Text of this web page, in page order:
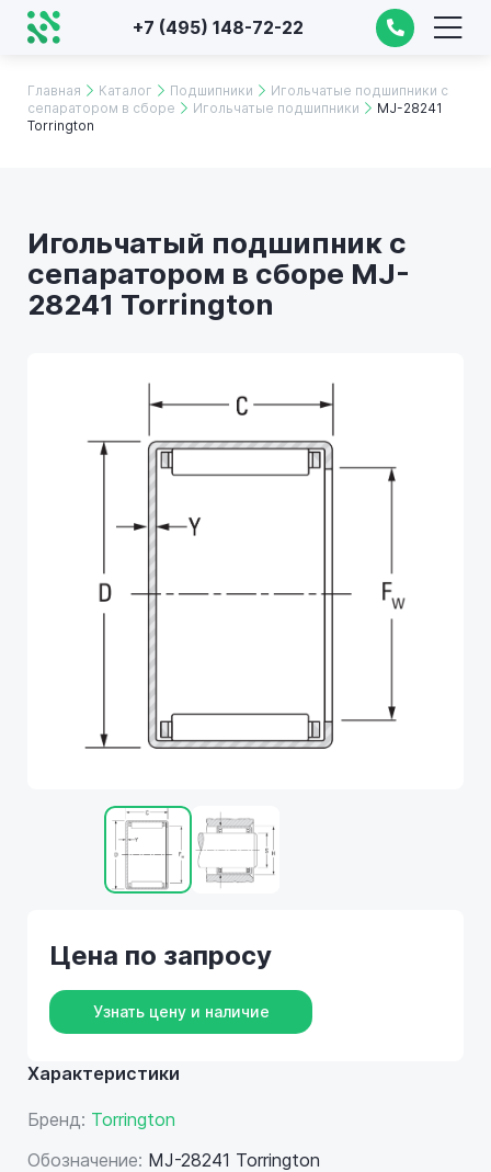
+7 (495) 148-72-22
Главная Каталог Подшипники
Игольчатые подшипники с
сепаратором в сборе
Игольчатые подшипники
MJ-28241
Torrington
Игольчатый подшипник с
сепаратором в сборе MJ-
28241 Torrington
Характеристики
Бренд: Torrington
Обозначение: MJ-28241 Torrington
Цена по запросу
Узнать цену и наличие